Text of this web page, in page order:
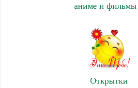
аниме и фильмы
Открытки